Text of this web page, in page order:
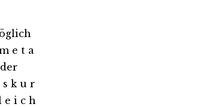
e t a
k u r
e i c h